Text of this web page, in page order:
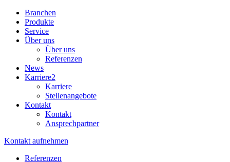
Branchen
Produkte
Service
Über uns
Über uns
Referenzen
News
Karriere2
Karriere
Stellenangebote
Kontakt
Kontakt
Ansprechpartner
Kontakt aufnehmen
Referenzen